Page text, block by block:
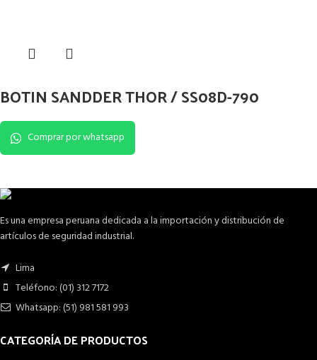
BOTIN SANDDER THOR / SS08D-790
Comprar por whatsapp
Es una empresa peruana dedicada a la importación y distribución de
artículos de seguridad industrial.
Lima
Teléfono: (01) 312 7172
Whatsapp: (51) 981 581 993
CATEGORÍA DE PRODUCTOS